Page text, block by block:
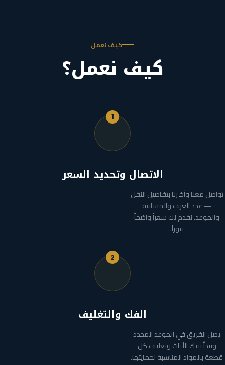
كيف نعمل
كيف نعمل؟
1
الاتصال وتحديد السعر
تواصل معنا وأخبرنا بتفاصيل النقل
— عدد الغرف والمسافة
والموعد. نقدم لك سعراً واضحاً
فوراً.
2
الفك والتغليف
يصل الفريق في الموعد المحدد
ويبدأ بفك الأثاث وتغليف كل
قطعة بالمواد المناسبة لحمايتها.